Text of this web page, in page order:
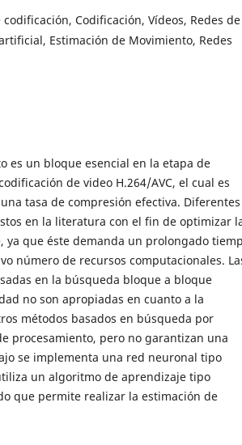
codificación, Codificación, Vídeos, Redes de
Estimación de Movimiento, Redes
es un bloque esencial en la etapa de
de video H.264/AVC, el cual es
tasa de compresión efectiva. Diferentes
en la literatura con el fin de optimizar
ya que éste demanda un prolongado
número de recursos computacionales.
en la búsqueda bloque a bloque
no son apropiadas en cuanto a la
métodos basados en búsqueda por
procesamiento, pero no garantizan una
se implementa una red neuronal tipo
un algoritmo de aprendizaje tipo
que permite realizar la estimación de